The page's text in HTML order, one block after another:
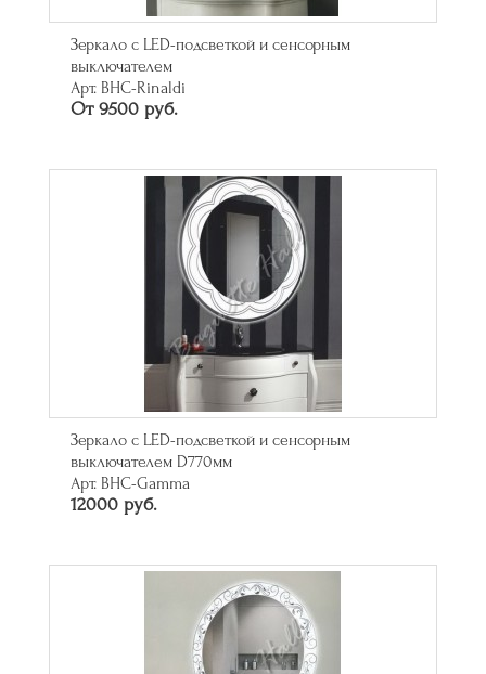
Зеркало с LED-подсветкой и сенсорным
выключателем
Арт. BHC-Rinaldi
От 9500 руб.
Зеркало с LED-подсветкой и сенсорным
выключателем D770мм
Арт. BHC-Gamma
12000 руб.